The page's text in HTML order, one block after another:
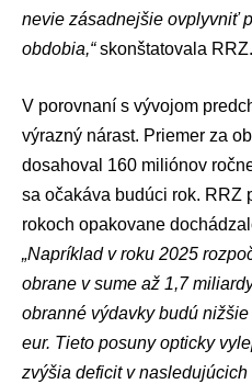
nevie zásadnejšie ovplyvniť
obdobia,“skonštatovala RRZ.
V porovnaní s vývojom
výrazný nárast. Priemer za
dosahoval 160 miliónov
sa očakáva budúci rok. RRZ
rokoch opakovane
„Napríklad v roku 2025
obrane v sume až 1,7
obranné výdavky budú
eur. Tieto posuny opticky
zvýšia deficit v nasledujúcich